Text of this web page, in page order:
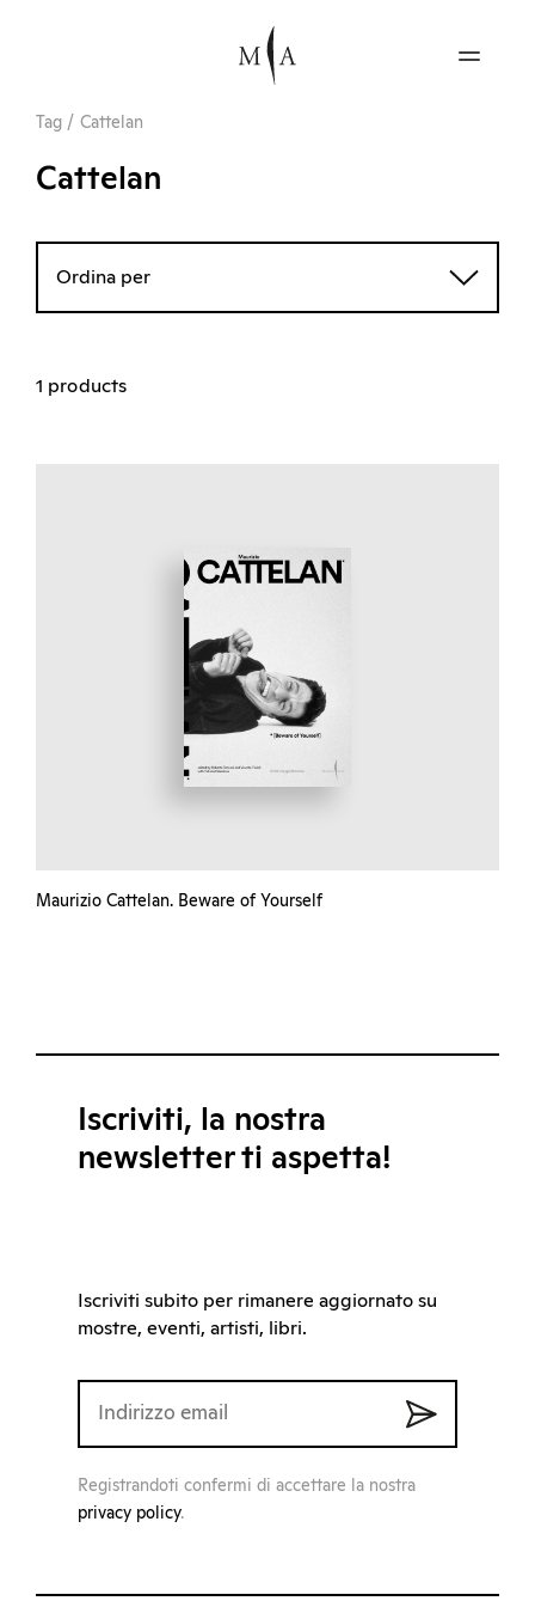
Tag / Cattelan
Cattelan
Ordina per
1 products
Maurizio Cattelan. Beware of Yourself
Iscriviti, la nostra
newsletter ti aspetta!
Iscriviti subito per rimanere aggiornato su
mostre, eventi, artisti, libri.
Registrandoti confermi di accettare la nostra
privacy policy.